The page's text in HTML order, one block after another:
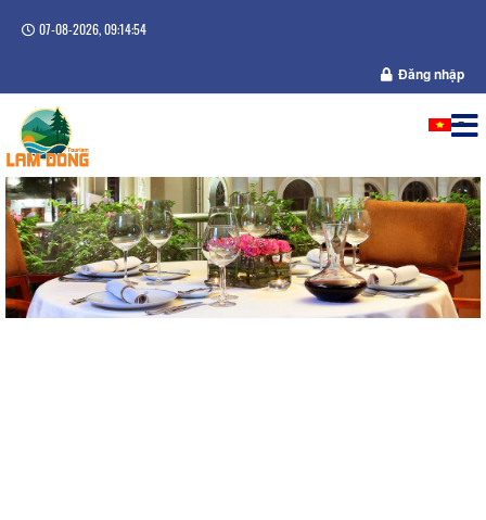
07-08-2026, 09:14:54
Đăng nhập